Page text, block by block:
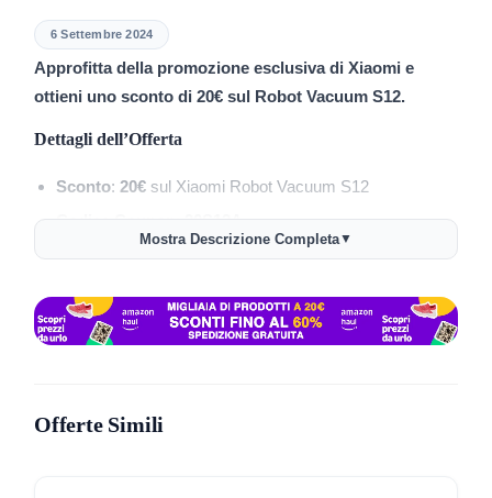
6 Settembre 2024
Approfitta della promozione esclusiva di Xiaomi e
ottieni uno sconto di 20€ sul Robot Vacuum S12.
Dettagli dell’Offerta
Sconto: 20€ sul Xiaomi Robot Vacuum S12
Codice Coupon:20S12A
Non perdere questa occasionedi risparmiare sul tuo
risparmio.
Mostra Descrizione Completa▼
Offerte Simili